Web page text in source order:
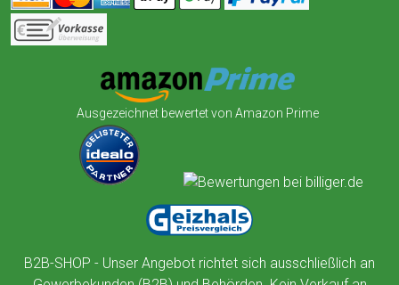
Ausgezeichnet bewertet von Amazon Prime
B2B-SHOP - Unser Angebot richtet sich ausschließlich an